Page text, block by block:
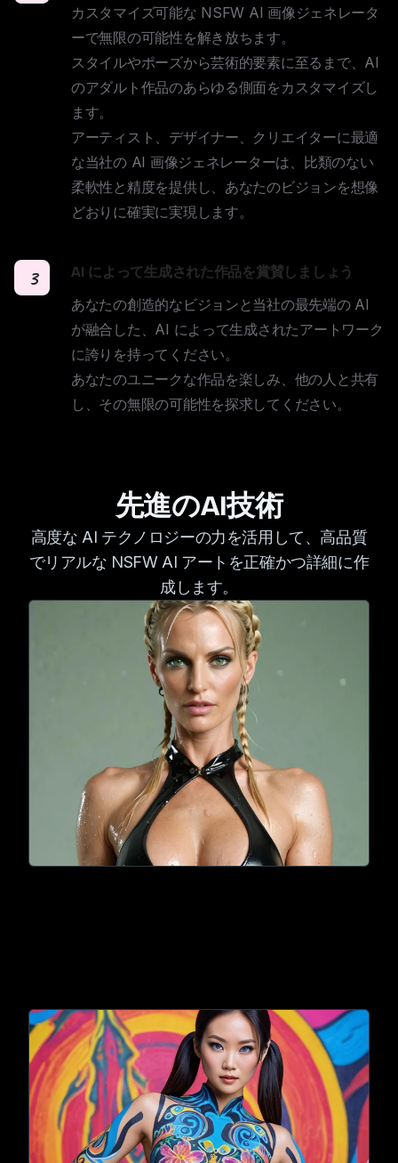
カスタマイズ可能な NSFW AI 画像ジェネレータ
ーで無限の可能性を解き放ちます。
スタイルやポーズから芸術的要素に至るまで、AI
のアダルト作品のあらゆる側面をカスタマイズし
ます。
アーティスト、デザイナー、クリエイターに最適
な当社の AI 画像ジェネレーターは、比類のない
柔軟性と精度を提供し、あなたのビジョンを想像
どおりに確実に実現します。
3 AI によって生成された作品を賞賛しましょう
あなたの創造的なビジョンと当社の最先端の AI
が融合した、AI によって生成されたアートワーク
に誇りを持ってください。
あなたのユニークな作品を楽しみ、他の人と共有
し、その無限の可能性を探求してください。
先進のAI技術
高度な AI テクノロジーの力を活用して、高品質
でリアルな NSFW AI アートを正確かつ詳細に作
成します。